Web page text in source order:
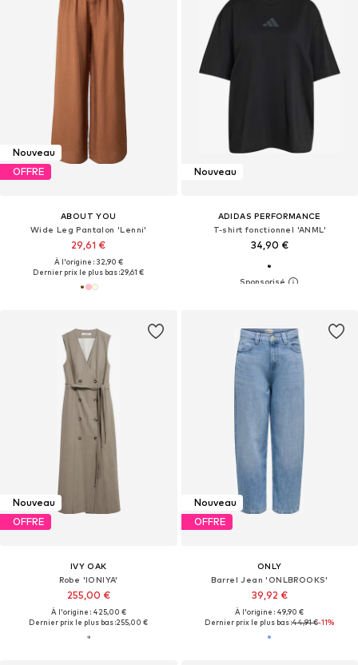
Nouveau
OFFRE
ABOUT YOU
Wide Leg Pantalon 'Lenni'
29,61 €
À l'origine : 32,90 €
Dernier prix le plus bas :29,61 €
Nouveau
ADIDAS PERFORMANCE
T-shirt fonctionnel 'ANML'
34,90 €
Nouveau
OFFRE
IVY OAK
Robe 'IONIYA'
255,00 €
À l'origine : 425,00 €
Dernier prix le plus bas :255,00 €
Nouveau
OFFRE
ONLY
Barrel Jean 'ONLBROOKS'
39,92 €
À l'origine : 49,90 €
Dernier prix le plus bas :44,91 €-11%